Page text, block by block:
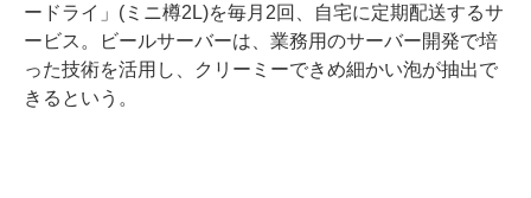
ードライ」(ミニ樽2L)を毎月2回、自宅に定期配送するサ
ービス。ビールサーバーは、業務用のサーバー開発で培
った技術を活用し、クリーミーできめ細かい泡が抽出で
きるという。